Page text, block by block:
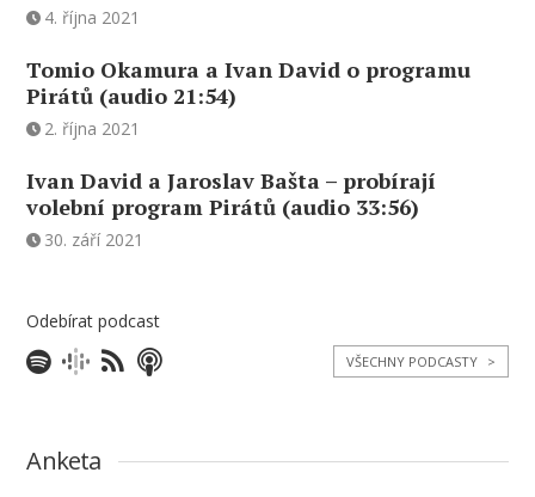
4. října 2021
Tomio Okamura a Ivan David o programu
Pirátů (audio 21:54)
2. října 2021
Ivan David a Jaroslav Bašta – probírají
volební program Pirátů (audio 33:56)
30. září 2021
Odebírat podcast
VŠECHNY PODCASTY >
Anketa